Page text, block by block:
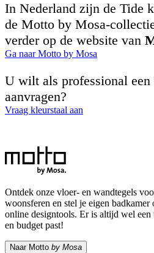
In Nederland zijn de Tide
de Motto by Mosa-
verder op de website van
Ga naar Motto by Mosa
U wilt als professional
aanvragen?
Vraag kleurstaal aan
Ontdek onze vloer- en wandtegels
woonsferen en stel je eigen badkamer
online designtools. Er is altijd wel
en budget past!
Naar Motto by Mosa